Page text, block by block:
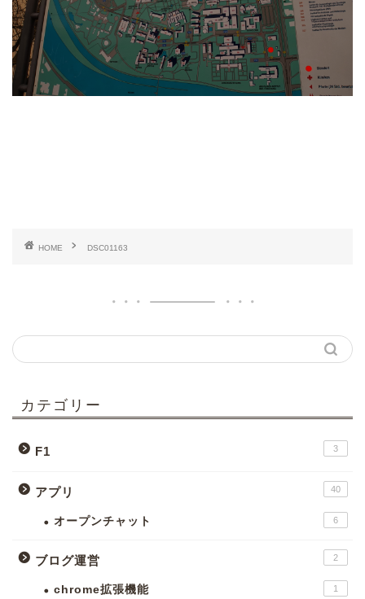
HOME DSC01163
カテゴリー
F1 3
アプリ 40
オープンチャット 6
ブログ運営 2
chrome拡張機能 1